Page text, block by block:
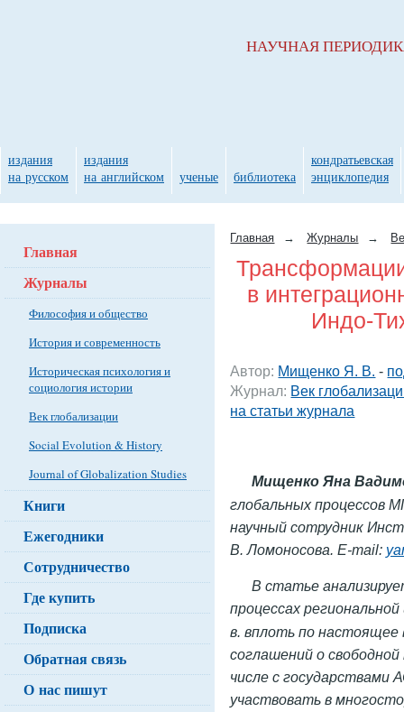
Главная → Журналы →
в
Индо-
Автор: Мищенко Я. В. -
Журнал: Век
на статьи журнала
Мищенко Яна
глобальных процессов
научный сотрудник
В. Ломоносова. E-mail:
В статье
процессах
в. вплоть по настоящее
соглашений о
числе с
участвовать в
Главная
Журналы
Философия и общество
История и современность
Историческая психология и
социология истории
Век глобализации
Social Evolution & History
Journal of Globalization Studies
Книги
Ежегодники
Сотрудничество
Где купить
Подписка
Обратная связь
О нас пишут
НАУЧНАЯ
издания
на русском
издания
на английском
ученые библиотека
кондратьевская
энциклопедия